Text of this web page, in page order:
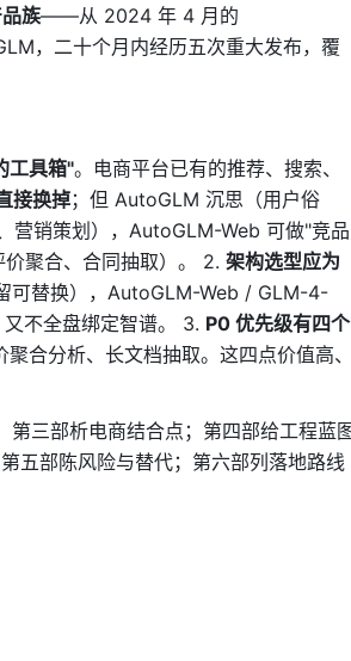
族——从 2024 年 4 月的
，二十个月内经历五次重大发布，覆
工具箱"。电商平台已有的推荐、搜索、
接换掉；但 AutoGLM 沉思（用户俗
营销策划），AutoGLM-Web 可做"竞品
聚合、合同抽取）。 2. 架构选型应为
替换），AutoGLM-Web / GLM-4-
不全盘绑定智谱。 3. P0 优先级有四个
合分析、长文档抽取。这四点价值高
三部析电商结合点；第四部给工程蓝
五部陈风险与替代；第六部列落地路线